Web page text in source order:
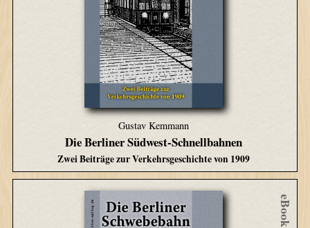
Gustav Kemmann
Die Berliner Südwest-Schnellbahnen
Zwei Beiträge zur Verkehrsgeschichte von 1909
eBook